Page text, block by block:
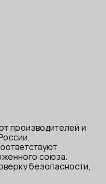
производителей и
союза.
безопасности,